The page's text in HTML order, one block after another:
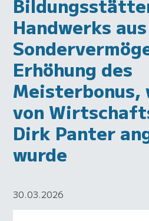
Handwerks
Erhöhung des
Meisterbonus,
von
Dirk Panter
wurde
30.03.2026